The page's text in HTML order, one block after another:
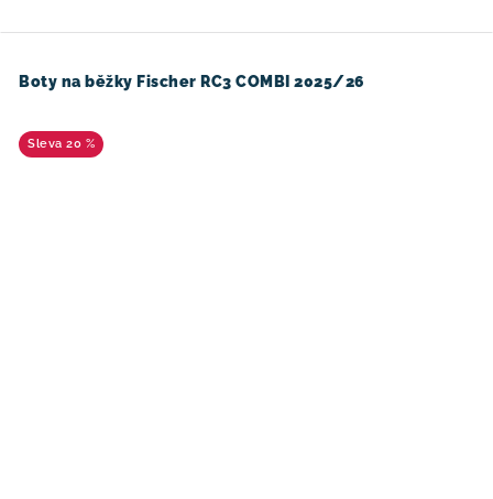
Boty na běžky Fischer RC3 COMBI 2025/26
20 %